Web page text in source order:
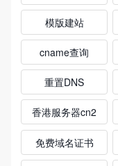
模版建站
cname查询
重置DNS
香港服务器cn2
免费域名证书